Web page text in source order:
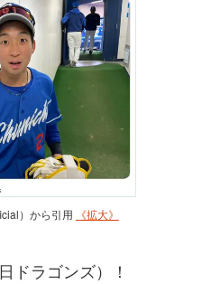
）から引用 《拡大》
ドラゴンズ）！